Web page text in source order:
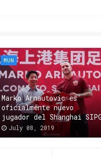
MUN
Marko Arnautovic es
oficialmente nuevo
jugador del Shanghai
July 08, 2019